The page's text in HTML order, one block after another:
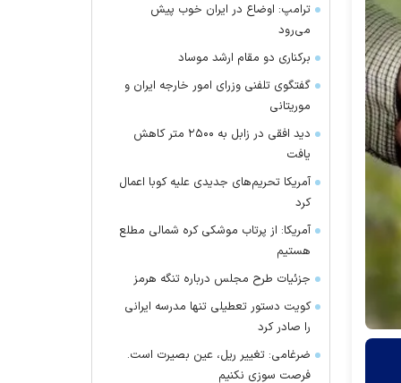
ترامپ: اوضاع در ایران خوب پیش
می‌رود
برکناری دو مقام ارشد موساد
گفتگوی تلفنی وزرای امور خارجه ایران و
موریتانی
دید افقی در زابل به ۲۵۰۰ متر کاهش
یافت
آمریکا تحریم‌های جدیدی علیه کوبا اعمال
کرد
آمریکا: از پرتاب موشکی کره شمالی مطلع
هستیم
جزئیات طرح مجلس درباره تنگه هرمز
کویت دستور تعطیلی تنها مدرسه ایرانی
را صادر کرد
ضرغامی: تغییر ریل، عین بصیرت است.
فرصت سوزی نکنیم